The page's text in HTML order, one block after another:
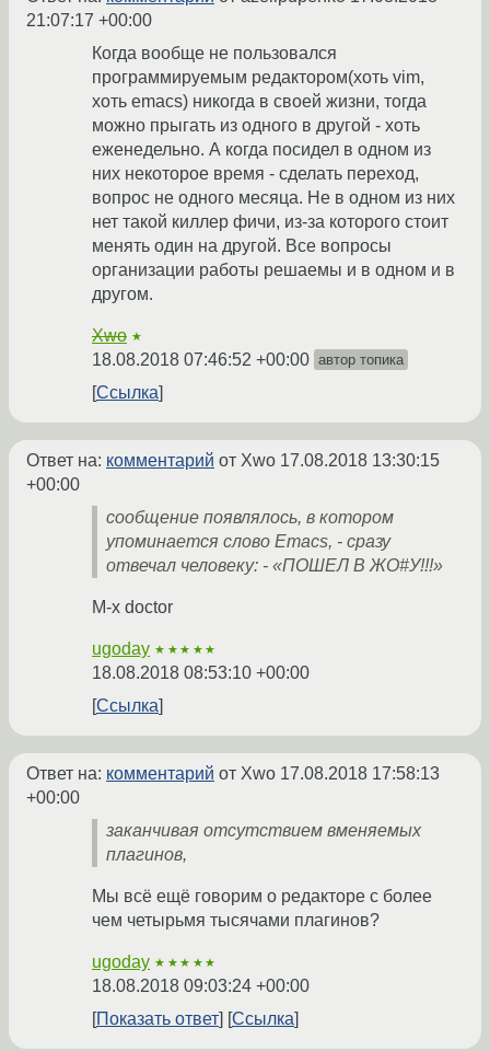
21:07:17 +00:00
Когда вообще не пользовался
программируемым редактором(хоть vim,
хоть emacs) никогда в своей жизни, тогда
можно прыгать из одного в другой - хоть
еженедельно. А когда посидел в одном из
них некоторое время - сделать переход,
вопрос не одного месяца. Не в одном из них
нет такой киллер фичи, из-за которого стоит
менять один на другой. Все вопросы
организации работы решаемы и в одном и в
другом.
Xwo ★
18.08.2018 07:46:52 +00:00 автор топика
Ссылка
Ответ на: комментарий от Xwo 17.08.2018 13:30:15
+00:00
сообщение появлялось, в котором
упоминается слово Emacs, - сразу
отвечал человеку: - «ПОШЕЛ В ЖО#У!!!»
M-x doctor
ugoday ★★★★★
18.08.2018 08:53:10 +00:00
Ссылка
Ответ на: комментарий от Xwo 17.08.2018 17:58:13
+00:00
заканчивая отсутствием вменяемых
плагинов,
Мы всё ещё говорим о редакторе с более
чем четырьмя тысячами плагинов?
ugoday ★★★★★
18.08.2018 09:03:24 +00:00
Показать ответ
Ссылка